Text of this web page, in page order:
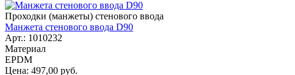
Проходки (манжеты) стенового ввода
Манжета стенового ввода D90
Арт.: 1010232
Материал
EPDM
Цена: 497,00 руб.